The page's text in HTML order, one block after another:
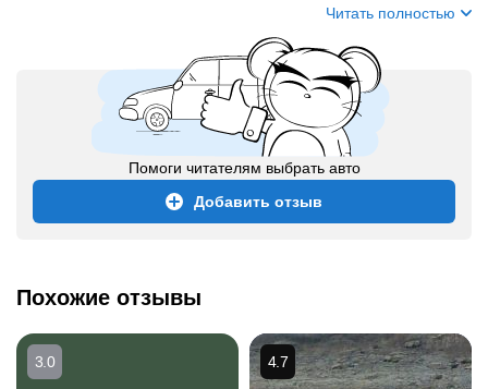
Читать полностью
Помоги читателям выбрать авто
Добавить отзыв
Похожие отзывы
3.0 4.7